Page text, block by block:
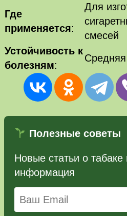
Где
применяется:
Для
смесей
Устойчивость к
болезням:
Средняя
Полезные советы
Новые статьи о табаке
информация